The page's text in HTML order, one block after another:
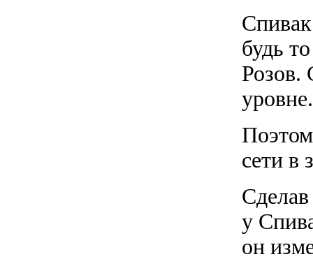
будь
Розов.
уровне.
сети в
у
он